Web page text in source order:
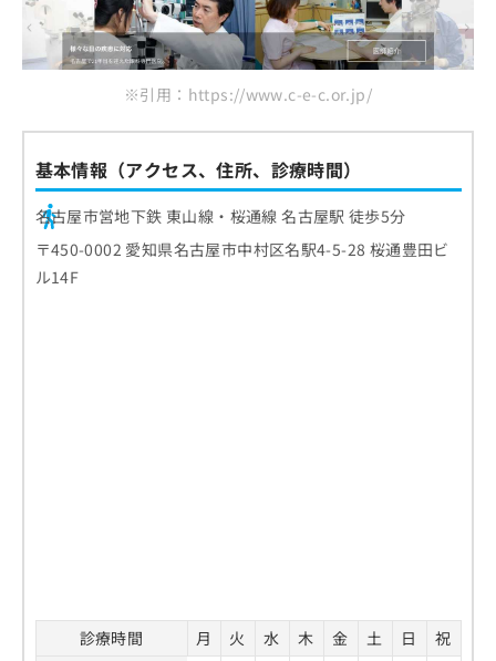
※引用：https://www.c-e-c.or.jp/
基本情報（アクセス、住所、診療時間）
名古屋市営地下鉄 東山線・桜通線 名古屋駅 徒歩5分
〒450-0002 愛知県名古屋市中村区名駅4-5-28 桜通豊田ビ
ル14F
診療時間 月 火 水 木 金 土 日
祝